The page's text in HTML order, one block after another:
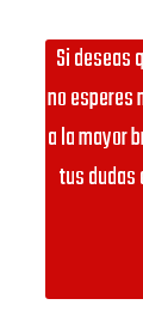
Si deseas
no esperes
a la mayor
tus